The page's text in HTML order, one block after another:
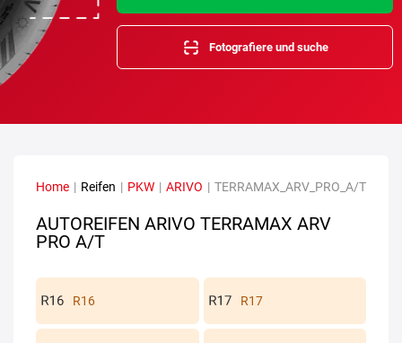
Fotografiere und suche
Home | Reifen | PKW | ARIVO | TERRAMAX_ARV_PRO_A/T
AUTOREIFEN ARIVO TERRAMAX ARV
PRO A/T
R16 R17